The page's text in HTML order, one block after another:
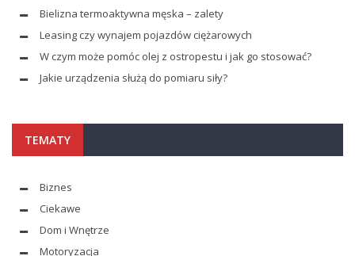
Bielizna termoaktywna męska – zalety
Leasing czy wynajem pojazdów ciężarowych
W czym może pomóc olej z ostropestu i jak go stosować?
Jakie urządzenia służą do pomiaru siły?
TEMATY
Biznes
Ciekawe
Dom i Wnętrze
Motoryzacja